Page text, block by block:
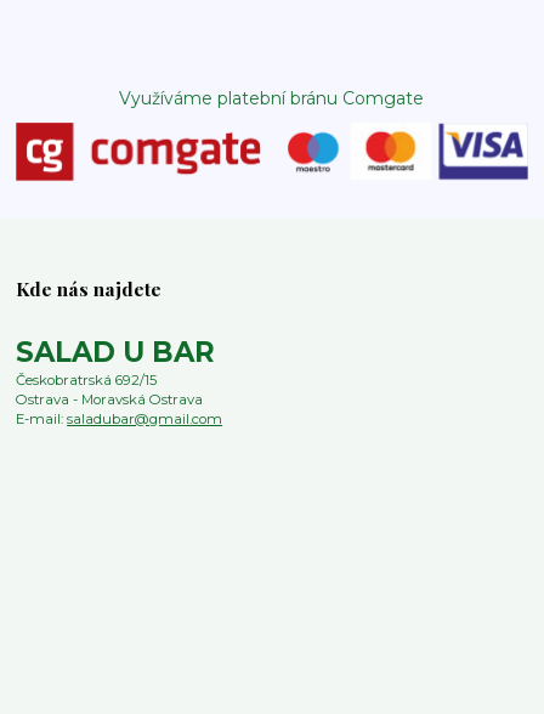
Využíváme platební bránu Comgate
Kde nás najdete
SALAD U BAR
Českobratrská 692/15
Ostrava - Moravská Ostrava
E-mail:saladubar@gmail.com